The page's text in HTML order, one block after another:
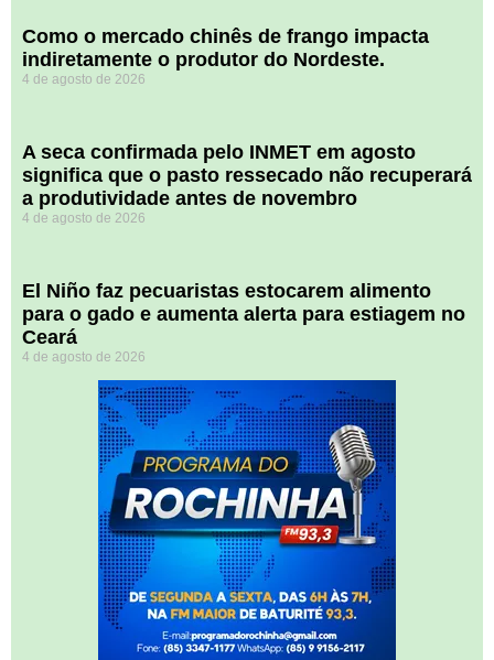
​Como o mercado chinês de frango impacta
indiretamente o produtor do Nordeste.
4 de agosto de 2026
A seca confirmada pelo INMET em agosto
significa que o pasto ressecado não recuperará
a produtividade antes de novembro
4 de agosto de 2026
El Niño faz pecuaristas estocarem alimento
para o gado e aumenta alerta para estiagem no
Ceará
4 de agosto de 2026